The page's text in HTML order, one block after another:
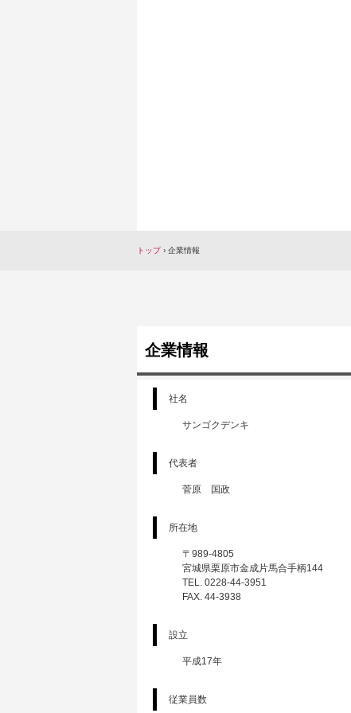
トップ › 企業情報
企業情報
社名
サンゴクデンキ
代表者
菅原 国政
所在地
〒989-4805
宮城県栗原市金成片馬合手柄144
TEL. 0228-44-3951
FAX. 44-3938
設立
平成17年
従業員数